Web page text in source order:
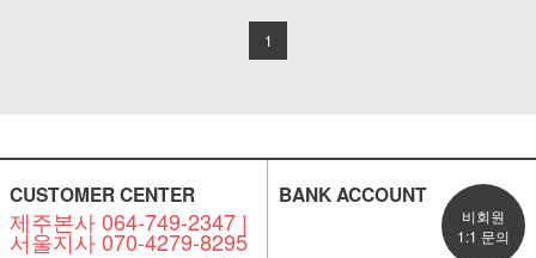
1
CUSTOMER CENTER
제주본사 064-749-2347 |
서울지사 070-4279-8295
BANK ACCOUNT
비회원
1:1 문의